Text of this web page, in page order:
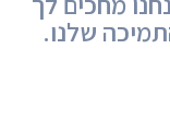
שלנו.